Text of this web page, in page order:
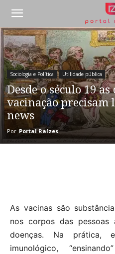
Sociologia e Política Utilidade pública
Desde o século 19
vacinação precisam
news
Por Portal Raízes -
As vacinas são
nos corpos das
doenças. Na prática,
imunológico,